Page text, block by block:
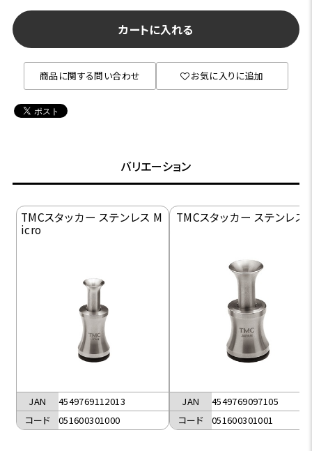
カートに入れる
商品に関する問い合わせ お気に入りに追加
バリエーション
TMCスタッカー ステンレス M
icro
JAN
4549769112013
コード
051600301000
TMCスタッカー ステンレス
JAN
4549769097105
コード
051600301001